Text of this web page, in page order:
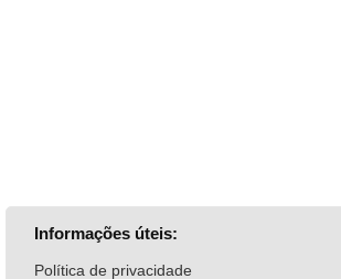
Informações úteis:
Política de privacidade